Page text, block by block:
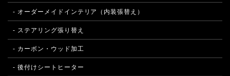
- オーダーメイドインテリア（内装張替え）
- ステアリング張り替え
- カーボン・ウッド加工
- 後付けシートヒーター